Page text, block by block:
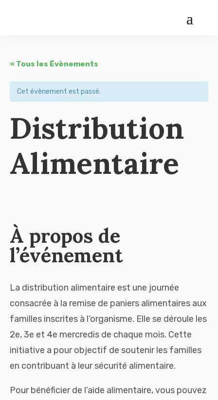
« Tous les Évènements
Cet évènement est passé.
Distribution
Alimentaire
À propos de
l’événement
La distribution alimentaire est une journée
consacrée à la remise de paniers alimentaires aux
familles inscrites à l’organisme. Elle se déroule les
2e, 3e et 4e mercredis de chaque mois. Cette
initiative a pour objectif de soutenir les familles
en contribuant à leur sécurité alimentaire.
Pour bénéficier de l’aide alimentaire, vous pouvez